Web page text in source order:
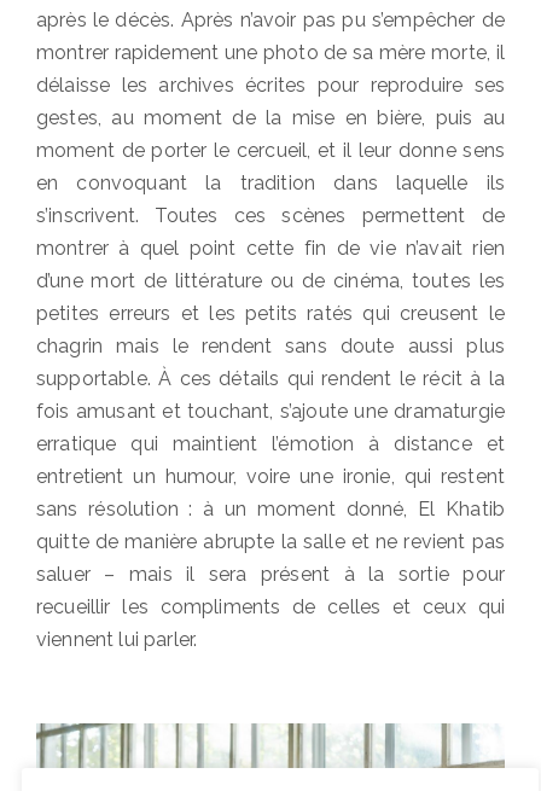
après le décès. Après n’avoir pas pu s’empêcher de
montrer rapidement une photo de sa mère morte, il
délaisse les archives écrites pour reproduire ses
gestes, au moment de la mise en bière, puis au
moment de porter le cercueil, et il leur donne sens
en convoquant la tradition dans laquelle ils
s’inscrivent. Toutes ces scènes permettent de
montrer à quel point cette fin de vie n’avait rien
d’une mort de littérature ou de cinéma, toutes les
petites erreurs et les petits ratés qui creusent le
chagrin mais le rendent sans doute aussi plus
supportable. À ces détails qui rendent le récit à la
fois amusant et touchant, s’ajoute une dramaturgie
erratique qui maintient l’émotion à distance et
entretient un humour, voire une ironie, qui restent
sans résolution : à un moment donné, El Khatib
quitte de manière abrupte la salle et ne revient pas
saluer – mais il sera présent à la sortie pour
recueillir les compliments de celles et ceux qui
viennent lui parler.